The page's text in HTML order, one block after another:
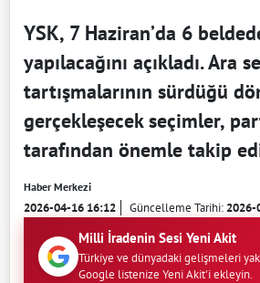
YSK, 7 Haziran’da 6
yapılacağını açıkladı. Ara
tartışmalarının sürdüğü
gerçekleşecek seçimler,
tarafından önemle takip
Haber Merkezi
2026-04-16 16:12 Güncelleme Tarihi:2026-
Milli İradenin Sesi Yeni Akit
Türkiye ve dünyadaki gelişmeleri
Google listenize Yeni Akit'i ekleyin.